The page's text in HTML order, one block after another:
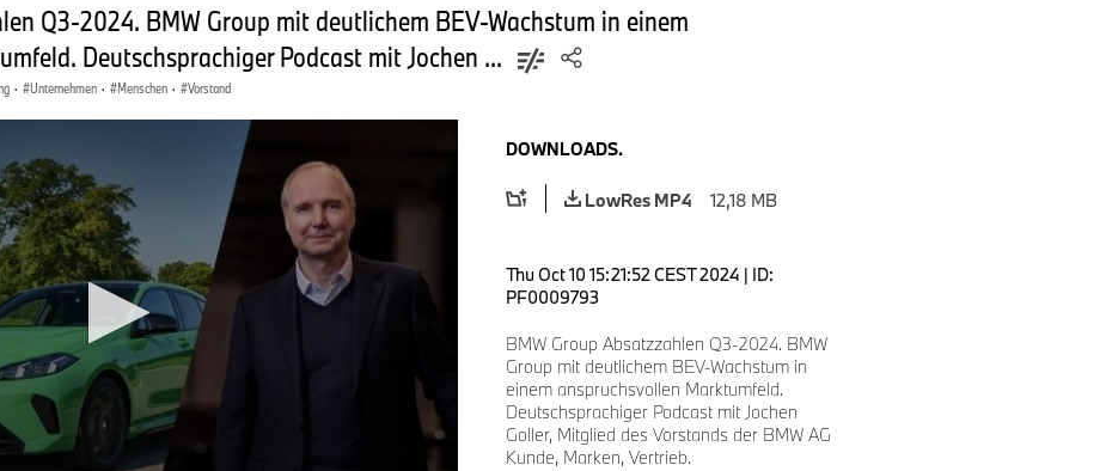
Q3-2024. BMW Group mit deutlichem BEV-Wachstum in einem
Deutschsprachiger Podcast mit Jochen ...
· Unternehmen · Menschen · Vorstand
DOWNLOADS.
LowRes MP4 12,18 MB
Thu Oct 10 15:21:52 CEST 2024 | ID:
PF0009793
BMW Group Absatzzahlen Q3-2024. BMW
Group mit deutlichem BEV-Wachstum in
einem anspruchsvollen Marktumfeld.
Deutschsprachiger Podcast mit Jochen
Goller, Mitglied des Vorstands der BMW AG
Kunde, Marken, Vertrieb.